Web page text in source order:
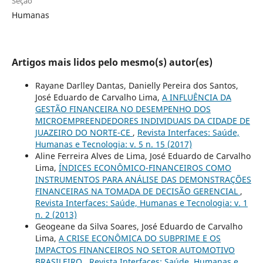
Humanas
Artigos mais lidos pelo mesmo(s) autor(es)
Rayane Darlley Dantas, Danielly Pereira dos Santos,
José Eduardo de Carvalho Lima, A INFLUÊNCIA DA
GESTÃO FINANCEIRA NO DESEMPENHO DOS
MICROEMPREENDEDORES INDIVIDUAIS DA CIDADE DE
JUAZEIRO DO NORTE-CE , Revista Interfaces: Saúde,
Humanas e Tecnologia: v. 5 n. 15 (2017)
Aline Ferreira Alves de Lima, José Eduardo de Carvalho
Lima, ÍNDICES ECONÔMICO-FINANCEIROS COMO
INSTRUMENTOS PARA ANÁLISE DAS DEMONSTRAÇÕES
FINANCEIRAS NA TOMADA DE DECISÃO GERENCIAL ,
Revista Interfaces: Saúde, Humanas e Tecnologia: v. 1
n. 2 (2013)
Geogeane da Silva Soares, José Eduardo de Carvalho
Lima, A CRISE ECONÔMICA DO SUBPRIME E OS
IMPACTOS FINANCEIROS NO SETOR AUTOMOTIVO